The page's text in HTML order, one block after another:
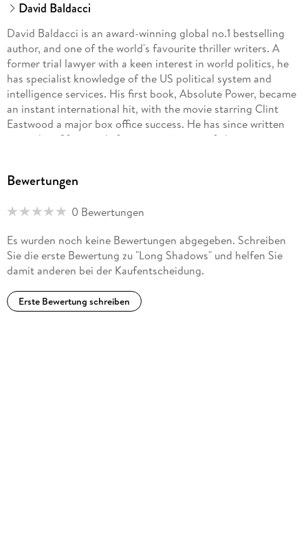
David Baldacci
David Baldacci is an award-winning global no.1 bestselling
author, and one of the world's favourite thriller writers. A
former trial lawyer with a keen interest in world politics, he
has specialist knowledge of the US political system and
intelligence services. His first book, Absolute Power, became
an instant international hit, with the movie starring Clint
Eastwood a major box office success. He has since written
more than fifty novels featuring a variety of characters
wife, of the Wish You Well Foundation, a non-profit
the US.
Killer twists. Heroes to believe in. Trust Baldacci.
Bewertungen
0 Bewertungen
Es wurden noch keine Bewertungen abgegeben. Schreiben
Sie die erste Bewertung zu "Long Shadows" und helfen Sie
damit anderen bei der Kaufentscheidung.
Erste Bewertung schreiben